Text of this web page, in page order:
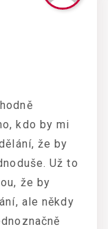
kdo by mi
že by
Už to
že by
ale někdy